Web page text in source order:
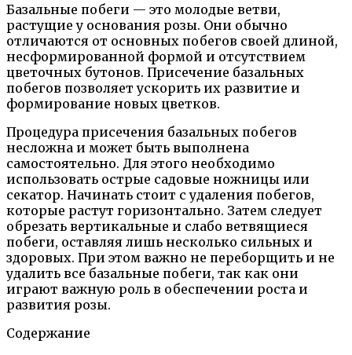
Базальные побеги — это молодые ветви,
растущие у основания розы. Они обычно
отличаются от основных побегов своей длиной,
несформированной формой и отсутствием
цветочных бутонов. Присечение базальных
побегов позволяет ускорить их развитие и
формирование новых цветков.
Процедура присечения базальных побегов
несложна и может быть выполнена
самостоятельно. Для этого необходимо
использовать острые садовые ножницы или
секатор. Начинать стоит с удаления побегов,
которые растут горизонтально. Затем следует
обрезать вертикальные и слабо ветвящиеся
побеги, оставляя лишь несколько сильных и
здоровых. При этом важно не переборщить и не
удалить все базальные побеги, так как они
играют важную роль в обеспечении роста и
развития розы.
Содержание